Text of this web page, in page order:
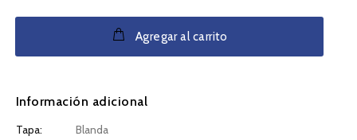
Agregar al carrito
Información adicional
Tapa:
Blanda